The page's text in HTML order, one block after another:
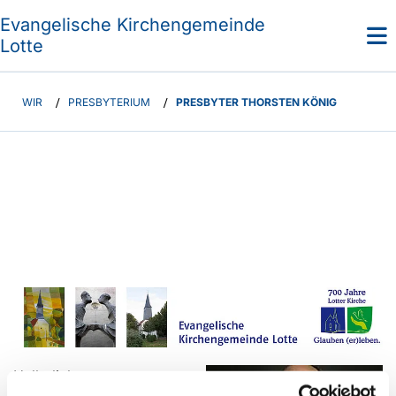
Evangelische Kirchengemeinde
Lotte
WIR / PRESBYTERIUM / PRESBYTER THORSTEN KÖNIG
Hallo liebe